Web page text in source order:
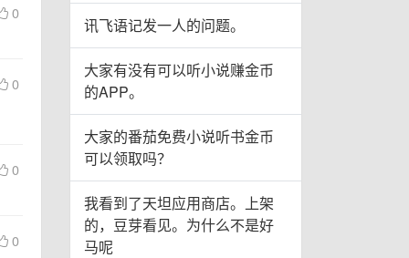
0
0
0
0
讯飞语记发一人的问题。
大家有没有可以听小说赚金币
的APP。
大家的番茄免费小说听书金币
可以领取吗？
我看到了天坦应用商店。上架
的，豆芽看见。为什么不是好
马呢